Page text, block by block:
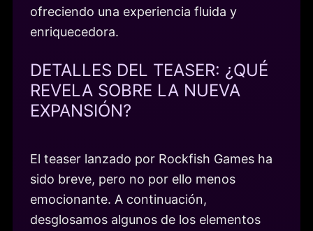
ofreciendo una experiencia fluida y
enriquecedora.
DETALLES DEL TEASER: ¿QUÉ
REVELA SOBRE LA NUEVA
EXPANSIÓN?
El teaser lanzado por Rockfish Games ha
sido breve, pero no por ello menos
emocionante. A continuación,
desglosamos algunos de los elementos